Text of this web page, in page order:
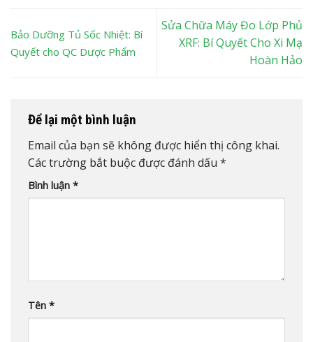
Bảo Dưỡng Tủ Sốc Nhiệt: Bí
Quyết cho QC Dược Phẩm
Sửa Chữa Máy Đo Lớp Phủ
XRF: Bí Quyết Cho Xi Mạ
Hoàn Hảo
Để lại một bình luận
Email của bạn sẽ không được hiển thị công khai.
Các trường bắt buộc được đánh dấu *
Bình luận *
Tên *